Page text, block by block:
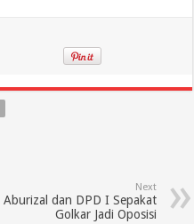
Next
Aburizal dan DPD I Sepakat
Golkar Jadi Oposisi